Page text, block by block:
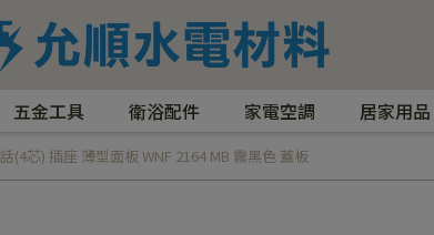
五金工具 衛浴配件 家電空調 居家用品
(4芯) 插座 薄型面板 WNF 2164 MB 霧黑色 蓋板